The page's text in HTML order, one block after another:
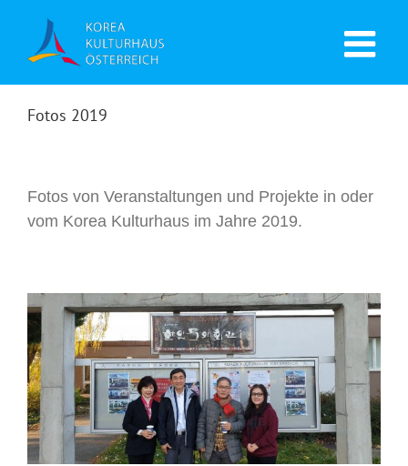
Fotos 2019
Fotos von Veranstaltungen und Projekte in oder
vom Korea Kulturhaus im Jahre 2019.
3.1운동 100주년 서울시 기념사업 총
감독 서해성 감독방문